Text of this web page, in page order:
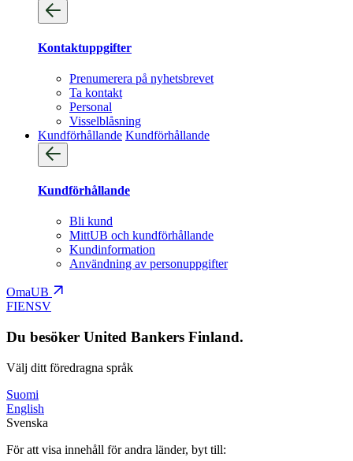
Kontaktuppgifter
Prenumerera på nyhetsbrevet
Ta kontakt
Personal
Visselblåsning
Kundförhållande Kundförhållande
Kundförhållande
Bli kund
MittUB och kundförhållande
Kundinformation
Användning av personuppgifter
OmaUB
FIENSV
Du besöker United Bankers Finland.
Välj ditt föredragna språk
Suomi
English
Svenska
För att visa innehåll för andra länder, byt till: